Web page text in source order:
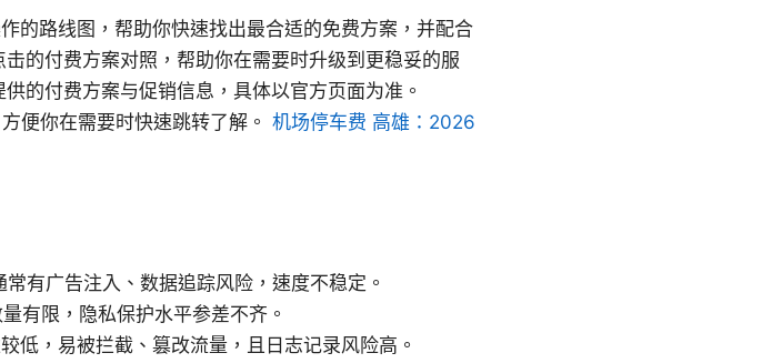
的路线图，帮助你快速找出最合适的免费方案，并配合
的付费方案对照，帮助你在需要时升级到更稳妥的服
的付费方案与促销信息，具体以官方页面为准。
便你在需要时快速跳转了解。 机场停车费 高雄：2026
有广告注入、数据追踪风险，速度不稳定。
有限，隐私保护水平参差不齐。
低，易被拦截、篡改流量，且日志记录风险高。